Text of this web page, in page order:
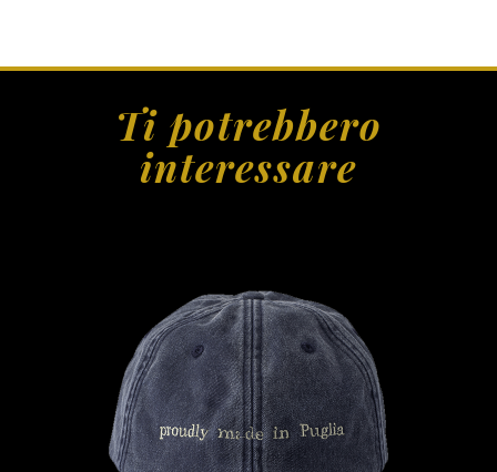
Ti potrebbero
interessare